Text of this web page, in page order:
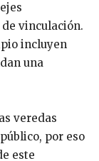
vinculación.
incluyen
una
veredas
por eso
este